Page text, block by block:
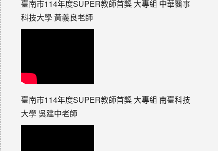
臺南市114年度SUPER教師首獎 大專組 中華醫事
科技大學 黃義良老師
臺南市114年度SUPER教師首獎 大專組 南臺科技
大學 吳建中老師